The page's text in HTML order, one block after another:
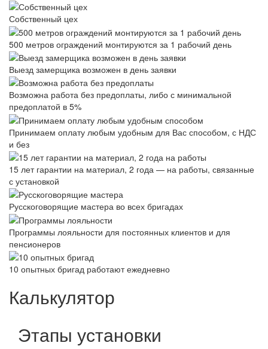
Собственный цех
500 метров ограждений монтируются за 1 рабочий день
Выезд замерщика возможен в день заявки
Возможна работа без предоплаты, либо с минимальной
предоплатой в 5%
Принимаем оплату любым удобным для Вас способом, с НДС
и без
15 лет гарантии на материал, 2 года — на работы, связанные
с установкой
Русскоговорящие мастера во всех бригадах
Программы лояльности для постоянных клиентов и для
пенсионеров
10 опытных бригад работают ежедневно
Калькулятор
Этапы установки